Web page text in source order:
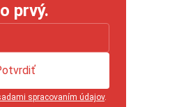
prvý.
spracovaním údajov.